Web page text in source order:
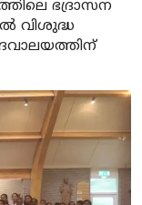
ഭദ്രാസന
വിശുദ്ധ